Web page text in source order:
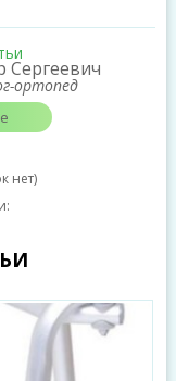
Сергеевич
ортопед
нет)